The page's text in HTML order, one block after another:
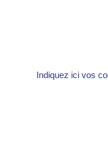
Indiquez ici vos